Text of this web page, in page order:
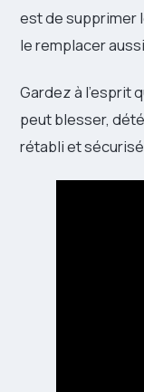
est de supprimer
le remplacer
Gardez à l’esprit
peut blesser,
rétabli et